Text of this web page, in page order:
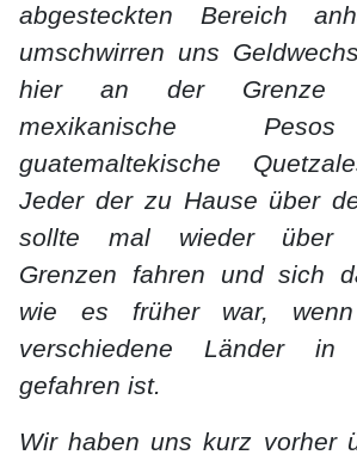
abgesteckten Bereich
umschwirren uns
hier an der Grenze
mexikanische
guatemaltekische
Jeder der zu Hause über
sollte mal wieder über
Grenzen fahren und sich
wie es früher war,
verschiedene Länder
gefahren ist.
Wir haben uns kurz vorher